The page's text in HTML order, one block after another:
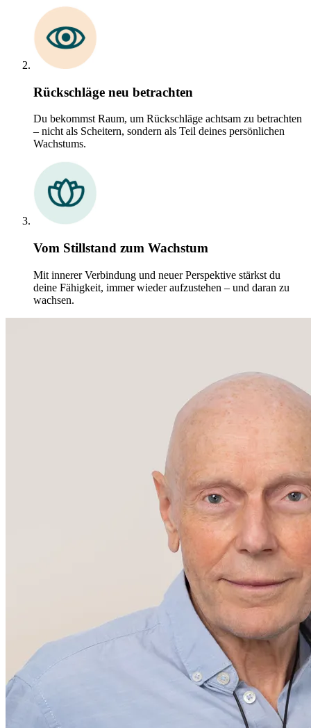
Rückschläge neu betrachten
Du bekommst Raum, um Rückschläge achtsam zu betrachten
– nicht als Scheitern, sondern als Teil deines persönlichen
Wachstums.
Vom Stillstand zum Wachstum
Mit innerer Verbindung und neuer Perspektive stärkst du
deine Fähigkeit, immer wieder aufzustehen – und daran zu
wachsen.